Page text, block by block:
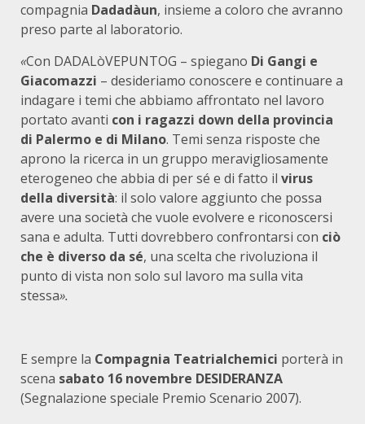
compagnia Dadadàun, insieme a coloro che avranno
preso parte al laboratorio.
«Con DADALòVEPUNTOG – spiegano Di Gangi e
Giacomazzi – desideriamo conoscere e continuare a
indagare i temi che abbiamo affrontato nel lavoro
portato avanti con i ragazzi down della provincia
di Palermo e di Milano. Temi sen­za risposte che
aprono la ricerca in un gruppo meravigliosamente
eterogeneo che abbia di per sé e di fatto il virus
della diversità: il solo valore aggiunto che possa
avere una società che vuole evolvere e riconoscersi
sana e adulta. Tutti dovrebbero confrontarsi con ciò
che è diverso da sé, una scelta che rivoluziona il
punto di vista non solo sul lavoro ma sulla vita
stessa».
E sempre la Compagnia Teatrialchemici porterà in
scena sabato 16 novembre DESIDERANZA
(Segnalazione speciale Premio Scenario 2007).